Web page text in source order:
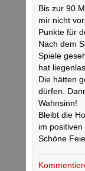
Bis zur
mir nicht
Punkte für
Nach dem
Spiele
hat
Die hätten
dürfen.
Wahnsinn!
Bleibt die
im positiven
Schöne